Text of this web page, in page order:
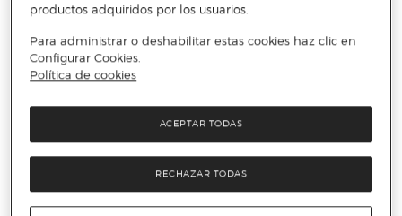
CONVERSE
Zapatillas casual unisex Chuck Taylor All Star
Malden Street Mood 1 Converse
productos adquiridos por los usuarios.
Para administrar o deshabilitar estas cookies haz clic en
Configurar Cookies.
Política de cookies
RECHAZAR TODAS
ACEPTAR TODAS